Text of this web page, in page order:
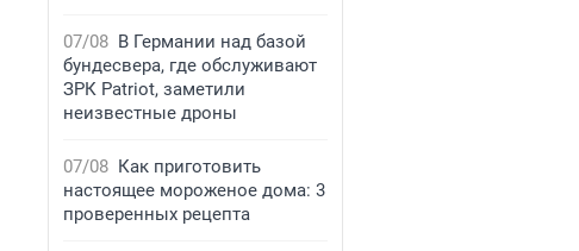
07/08 В Германии над базой
бундесвера, где обслуживают
ЗРК Patriot, заметили
неизвестные дроны
07/08 Как приготовить
настоящее мороженое дома: 3
проверенных рецепта